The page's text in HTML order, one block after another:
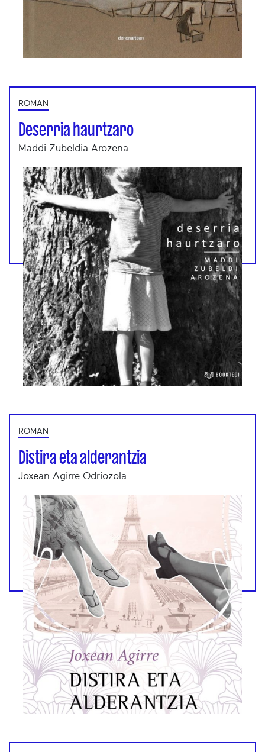
ROMAN
Deserria haurtzaro
Maddi Zubeldia Arozena
ROMAN
Distira eta alderantzia
Joxean Agirre Odriozola